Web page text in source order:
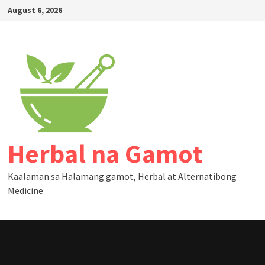
Skip
August 6, 2026
Herbal na Gamot
Kaalaman sa Halamang gamot, Herbal at Alternatibong
Medicine